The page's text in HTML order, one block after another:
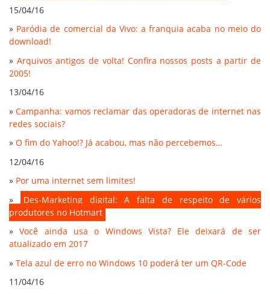
15/04/16
» Paródia de comercial da Vivo: a franquia acaba no meio do
download!
» Arquivos antigos de volta! Confira nossos posts a partir de
2005!
13/04/16
»Campanha: vamos reclamar das operadoras de internet nas
redes sociais?
» O fim do Yahoo!? Já acabou, mas não percebemos…
12/04/16
» Por uma internet sem limites!
»
Des-Marketing digital: A falta de respeito de vários
produtores no Hotmart
»Você ainda usa o Windows Vista? Ele deixará de ser
atualizado em 2017
» Tela azul de erro no Windows 10 poderá ter um QR-Code
11/04/16